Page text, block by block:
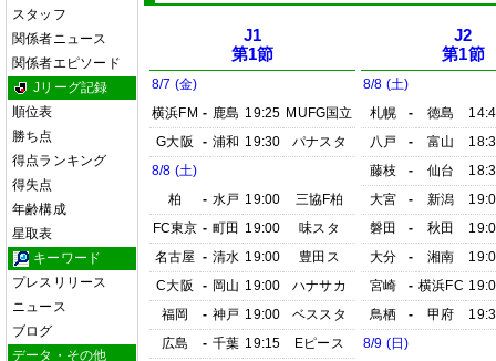
スタッフ
関係者ニュース
関係者エピソード
Jリーグ記録
順位表
勝ち点
得点ランキング
得失点
年齢構成
星取表
キーワード
プレスリリース
ニュース
ブログ
データ・その他
J1
第1節
8/7 (金)
横浜FM - 鹿島 19:25 MUFG国立
G大阪
- 浦和 19:30
パナスタ
8/8 (土)
柏
- 水戸 19:00
三協F柏
FC東京 - 町田 19:00
味スタ
名古屋 - 清水 19:00
豊田ス
C大阪
- 岡山 19:00
ハナサカ
福岡
- 神戸 19:00
ベススタ
広島
- 千葉 19:15
Eピース
J2
第1節
8/8 (土)
札幌
- 徳島
八戸
- 富山
藤枝
- 仙台
大宮
- 新潟
磐田
- 秋田
大分
- 湘南
宮崎
- 横浜FC
鳥栖
- 甲府
8/9 (日)